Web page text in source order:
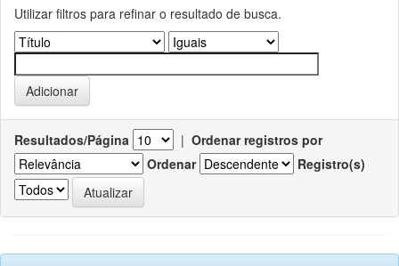
Utilizar filtros para refinar o resultado de busca.
Resultados/Página | Ordenar registros por
Ordenar
Registro(s)